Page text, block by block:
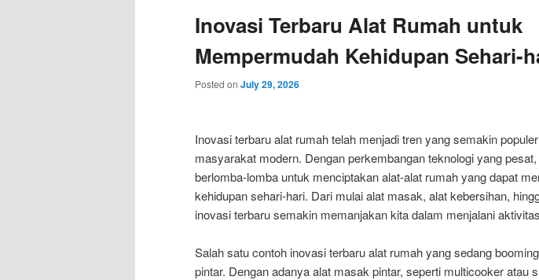
Inovasi Terbaru Alat Rumah untuk
Mempermudah Kehidupan Sehari-
Posted on July 29, 2026
Inovasi terbaru alat rumah telah menjadi tren yang semakin
masyarakat modern. Dengan perkembangan teknologi yang
berlomba-lomba untuk menciptakan alat-alat rumah yang dapat
kehidupan sehari-hari. Dari mulai alat masak, alat kebersihan,
inovasi terbaru semakin memanjakan kita dalam menjalani
Salah satu contoh inovasi terbaru alat rumah yang sedang
pintar. Dengan adanya alat masak pintar, seperti multicooker atau